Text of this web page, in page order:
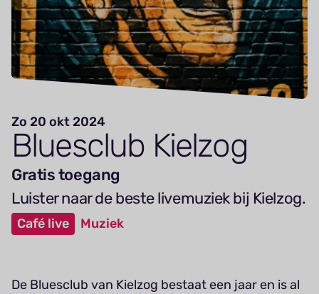
Zo 20 okt 2024
Bluesclub Kielzog
Gratis toegang
Luister naar de beste livemuziek bij Kielzog.
Café live Muziek
De Bluesclub van Kielzog bestaat een jaar en is al